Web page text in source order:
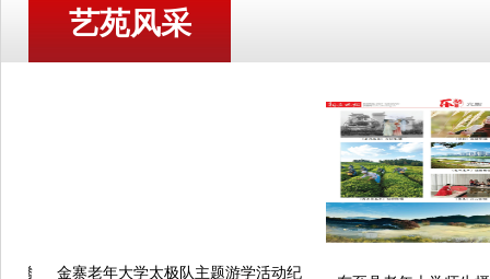
艺苑风采
金寨老年大学太极队主题游学活动纪